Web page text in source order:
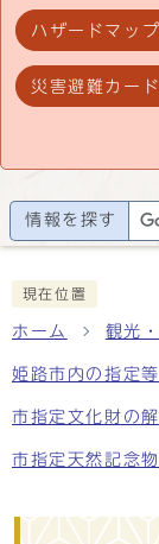
ハザードマップ
災害避難カー
情報を探す
現在位置
ホーム 観光
姫路市内の指定
市指定文化財の
市指定天然記念物